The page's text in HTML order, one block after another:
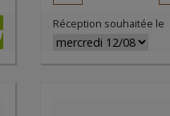
Réception souhaitée le